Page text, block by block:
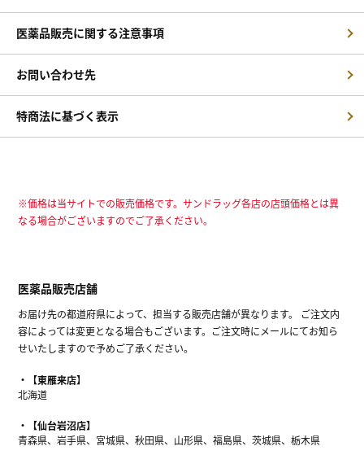
医薬品販売に関する注意事項
お問い合わせ先
特商法に基づく表示
※価格は当サイトでの販売価格です。サンドラッグ各店の店頭価格とは異
なる場合がございますのでご了承ください。
医薬品販売店舗
お届け先の都道府県によって、担当する販売店舗が異なります。 ご注文内
容によっては変更となる場合もございます。ご注文時にメールにてお知ら
せいたしますので予めご了承ください。
【東雁来店】
北海道
【仙台岩沼店】
青森県、岩手県、宮城県、秋田県、山形県、福島県、茨城県、栃木県